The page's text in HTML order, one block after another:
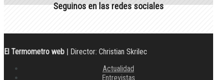
Seguinos en las redes sociales
El Termometro web | Director: Christian Skrilec
Actualidad
Entrevistas